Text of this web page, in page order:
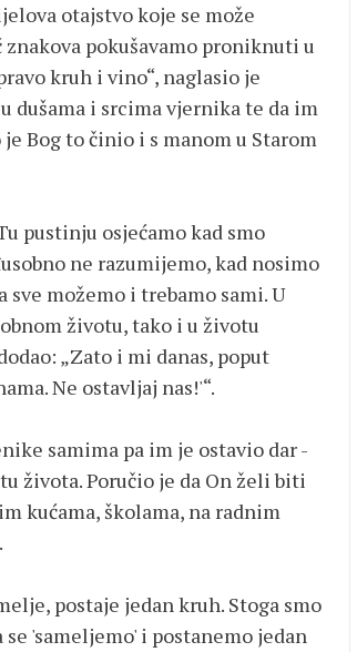
otajstvo koje se može
pokušavamo proniknuti u
kruh i vino“, naglasio je
dušama i srcima vjernika te da im
Bog to činio i s manom u Starom
pustinju osjećamo kad smo
ne razumijemo, kad nosimo
možemo i trebamo sami. U
životu, tako i u životu
„Zato i mi danas, poput
Ne ostavljaj nas!'“.
samima pa im je ostavio dar -
života. Poručio je da On želi biti
kućama, školama, na radnim
postaje jedan kruh. Stoga smo
'sameljemo' i postanemo jedan